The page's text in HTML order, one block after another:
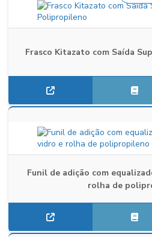
Frasco Kitazato com Saída
Funil de adição com
rolha de